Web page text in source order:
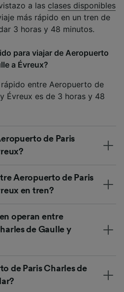
a las clases disponibles
más rápido en un tren de
3 horas y 48 minutos.
para viajar de Aeropuerto
a Évreux?
entre Aeropuerto de
Évreux es de 3 horas y 48
de Paris
Aeropuerto de Paris
en tren?
operan entre
de Gaulle y
de Paris Charles de